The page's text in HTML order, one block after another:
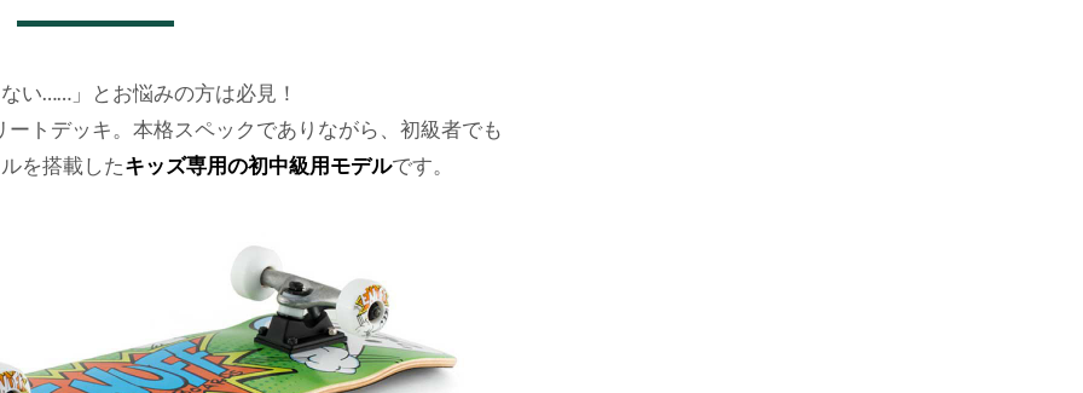
い……」とお悩みの方は必見！
トデッキ。本格スペックでありながら、初級者でも
を搭載したキッズ専用の初中級用モデルです。